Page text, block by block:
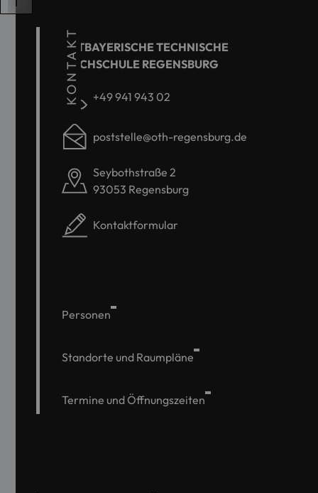
KONTAKT
OSTBAYERISCHE TECHNISCHE
HOCHSCHULE REGENSBURG
+49 941 943 02
poststelle@oth-regensburg.de
Seybothstraße 2
93053 Regensburg
Kontaktformular
Personen
Standorte und Raumpläne
Termine und Öffnungszeiten